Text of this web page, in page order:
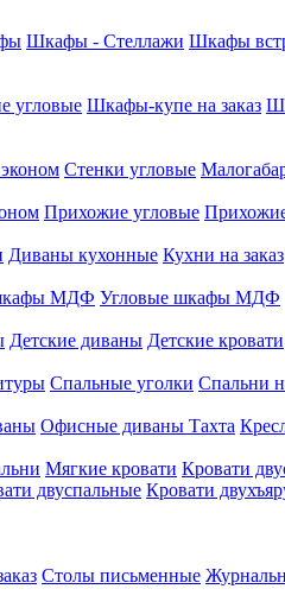
Шкафы - Стеллажи Шкафы
угловые Шкафы-купе на заказ
Стенки угловые
Прихожие угловые
Диваны кухонные Кухни на заказ
МДФ Угловые шкафы МДФ
Детские диваны Детские кровати
Спальные уголки Спальни
Офисные диваны Тахта
Мягкие кровати Кровати
двуспальные Кровати
Столы письменные